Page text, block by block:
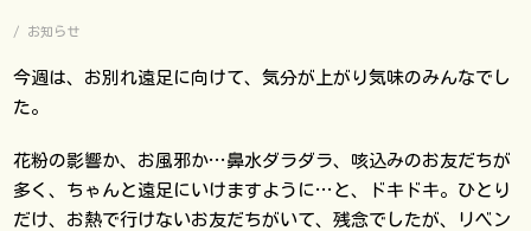
/ お知らせ
今週は、お別れ遠足に向けて、気分が上がり気味のみんなでし
た。
花粉の影響か、お風邪か…鼻水ダラダラ、咳込みのお友だちが
多く、ちゃんと遠足にいけますように…と、ドキドキ。ひとり
だけ、お熱で行けないお友だちがいて、残念でしたが、リベン